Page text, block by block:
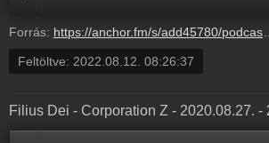
Forrás: https://anchor.fm/s/add45780/podcast/play/56077359/https%3A%2F%2Fd3ctxlq1ktw2nl.cloudfront.net%2Fstaging%2F2022-7-12%2F596329fa-52f2-a05b-ca31-eff28aa3def3.mp3
Feltöltve: 2022.08.12. 08:26:37
Filius Dei - Corporation Z - 2020.08.27. -